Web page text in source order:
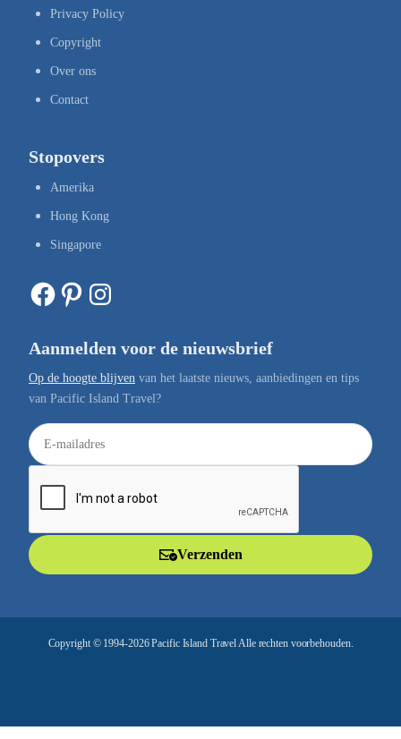
Privacy Policy
Copyright
Over ons
Contact
Stopovers
Amerika
Hong Kong
Singapore
Facebook Pinterest Instagram
Aanmelden voor de nieuwsbrief
Op de hoogte blijven van het laatste nieuws, aanbiedingen en tips
van Pacific Island Travel?
E
-
a
Verzenden
Copyright © 1994-2026 Pacific Island Travel Alle rechten voorbehouden.